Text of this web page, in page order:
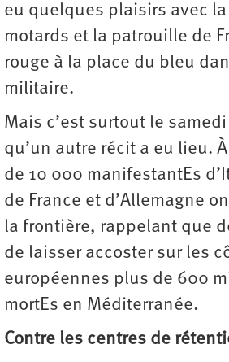
eu quelques plaisirs avec
motards et la patrouille de
rouge à la place du bleu
militaire.
Mais c’est surtout le
qu’un autre récit a eu lieu.
de 10 000 manifestantEs
de France et d’Allemagne
la frontière, rappelant que
de laisser accoster sur les
européennes plus de 600
mortEs en Méditerranée.
Contre les centres de